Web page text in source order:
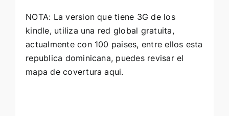
NOTA: La version que tiene 3G de los
kindle, utiliza una red global gratuita,
actualmente con 100 paises, entre ellos esta
republica dominicana, puedes revisar el
mapa de covertura aqui.